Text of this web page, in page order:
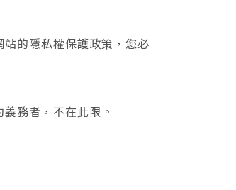
的隱私權保護政策，您必
務者，不在此限。